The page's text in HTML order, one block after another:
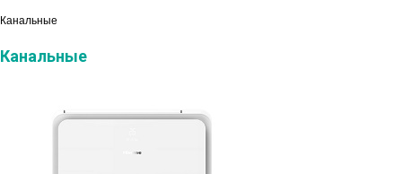
Канальные
Канальные